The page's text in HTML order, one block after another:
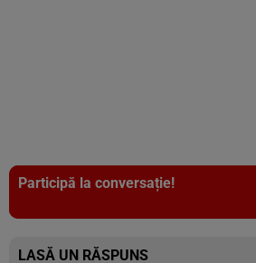
Participă la conversație!
LASĂ UN RĂSPUNS